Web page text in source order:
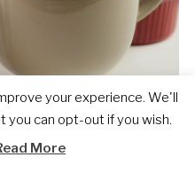
your experience. We'll
you can opt-out if you wish.
More